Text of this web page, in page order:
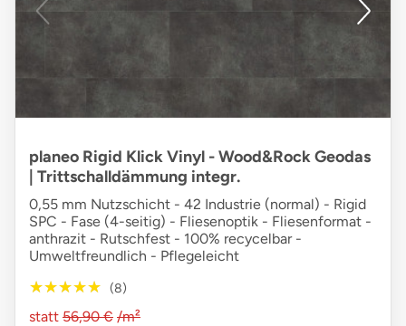
planeo Rigid Klick Vinyl - Wood&Rock Geodas
| Trittschalldämmung integr.
0,55 mm Nutzschicht - 42 Industrie (normal) - Rigid
SPC - Fase (4-seitig) - Fliesenoptik - Fliesenformat -
anthrazit - Rutschfest - 100% recycelbar -
Umweltfreundlich - Pflegeleicht
★★★★★
★★★★★ (8)
statt 56,90 € /m²